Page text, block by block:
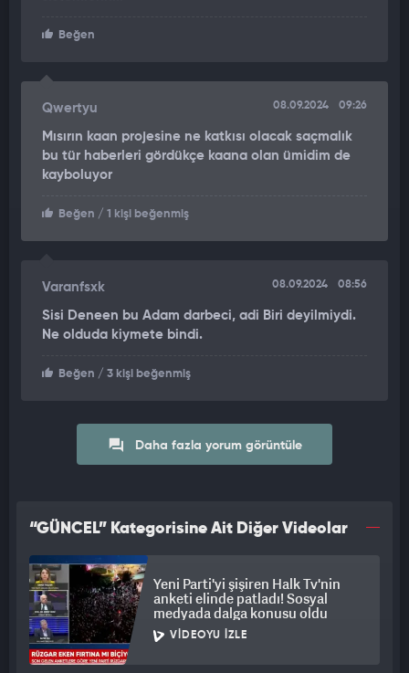
Farklı silah sistemlerinin bu açıdan tehlikeli olabileceğini
milli savunma sistemlerinin önemine dikkat çekti. Mısır’ın
KAAN projesinde yer almak istediklerini belirttiklerini
söyleyen Eray Güçlüer, savunma sanayi anlamında da ciddi
adımların atılabileceğini vurguladı.
Beğen
Qwertyu 08.09.2024 09:26
Mısırın kaan projesine ne katkısı olacak saçmalık
bu tür haberleri gördükçe kaana olan ümidim de
kayboluyor
Beğen / 1 kişi beğenmiş
Varanfsxk 08.09.2024 08:56
Sisi Deneen bu Adam darbeci, adi Biri deyilmiydi.
Ne olduda kiymete bindi.
Beğen / 3 kişi beğenmiş
Daha fazla yorum görüntüle
“GÜNCEL” Kategorisine Ait Diğer Videolar
Yeni Parti'yi şişiren Halk Tv'nin
anketi elinde patladı! Sosyal
medyada dalga konusu oldu
VIDEOYU İZLE